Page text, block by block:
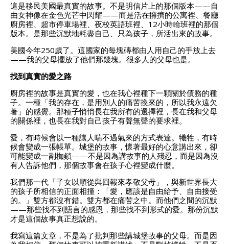
這是移民美國最真實的故事。不是明信片上的那個版本——自
由女神像在金色光芒中閃耀——而是活在擁擠的公寓裡、餐廳
廚房裡、超市停車場裡、夜校英語班裡、12小時輪班裡的那個
版本。是那些沉默地耗盡自己、只為孩子，所活出來的故事。
美國今年250歲了。這國家的每塊磚都由人用自己的手放上去
——我的父母擺放了他們那幾塊。很多人的父母也是。
找到真實的愛之路
廚房裡的故事是真實的愛，也在我心裡種下一顆關於債務的種
子。一種「我的存在，是用別人的痛苦換來的，所以我永遠欠
著」的感覺。那種子悄悄長在我所有的選擇裡，長在我和父母
的關係裡，也長在我對自己孩子有聲無聲的要求裡。
愛，有時候會以一種讓人喘不過氣來的方式表達。犧牲，有時
候會變成一張帳單。城堡的故事，懷著最好的心意講出來，卻
可能變成一副枷鎖——不是因為講故事的人殘忍，而是因為沒
有人告訴他們，那個故事會在孩子心裡變成什麼。
我們那一代「子女以順從與回報來孝敬父母」，與新世界長大
的孩子所相信的正面相撞：「愛，應該是自由給予、自由接受
的。」雙方都沒有錯。雙方都在痛苦之中。而他們之間的沉默
——那些找不到語言的感恩，那些找不到形式的愛。那份沉默
才是這個故事真正想說的。
我寫這篇文章，不是為了批判那些講城堡故事的父母。而是因